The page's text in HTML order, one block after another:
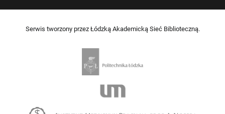
Serwis tworzony przez Łódzką Akademicką Sieć Biblioteczną.